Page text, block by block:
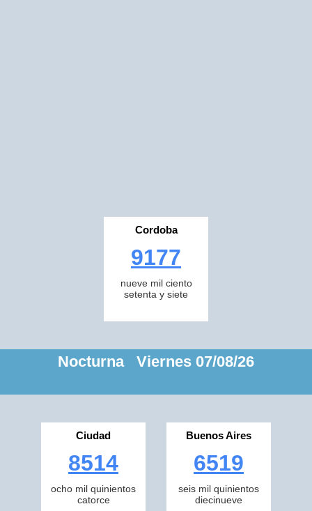
Cordoba
9177
nueve mil ciento
setenta y siete
Nocturna Viernes 07/08/26
Ciudad
8514
ocho mil quinientos
catorce
Buenos Aires
6519
seis mil quinientos
diecinueve